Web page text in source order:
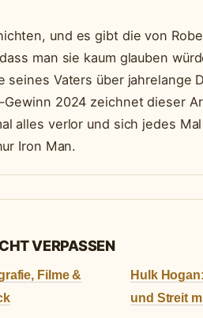
und es gibt die von
man sie kaum glauben
seines Vaters über jahrelange
2024 zeichnet dieser
alles verlor und sich jedes
Iron Man.
VERPASSEN
Filme &
Hulk
und Streit